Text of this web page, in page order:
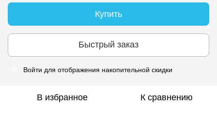
Купить
Быстрый заказ
Войти для отображения накопительной скидки
В избранное К сравнению